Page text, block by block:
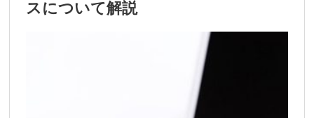
スについて解説